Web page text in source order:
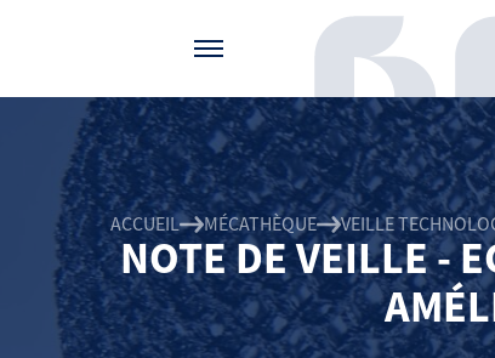
ACCUEIL MÉCATHÈQUE VEILLE
NOTE DE VEILLE -